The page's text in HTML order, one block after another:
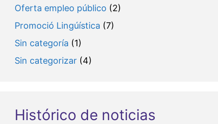
Oferta empleo público (2)
Promoció Lingúística (7)
Sin categoría (1)
Sin categorizar (4)
Histórico de noticias